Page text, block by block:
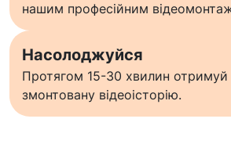
нашим професійним
Насолоджуйся
Протягом 15-30 хвилин отримуй
змонтовану відеоісторію.